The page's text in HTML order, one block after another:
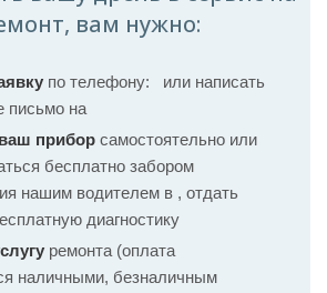
вам нужно:
по телефону:
или написать
письмо на
прибор самостоятельно или
бесплатно забором
нашим водителем в , отдать
диагностику
ремонта (оплата
наличными, безналичным